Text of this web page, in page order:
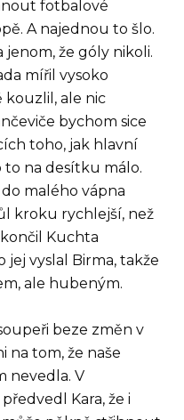
fotbalové
A najednou to šlo.
jenom, že góly nikoli.
mířil vysoko
kouzlil, ale nic
bychom sice
toho, jak hlavní
to na desítku málo.
malého vápna
kroku rychlejší, než
Kuchta
jej vyslal Birma, takže
ale hubeným.
beze změn v
na tom, že naše
nevedla. V
Kara, že i